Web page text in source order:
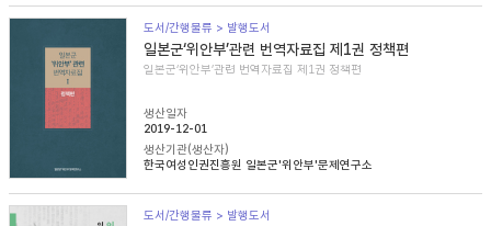
도서/간행물류 > 발행도서
일본군‘위안부’관련 번역자료집 제1권 정책편
일본군‘위안부’관련 번역자료집 제1권 정책편
생산일자
2019-12-01
생산기관(생산자)
한국여성인권진흥원 일본군'위안부'문제연구소
도서/간행물류 > 발행도서